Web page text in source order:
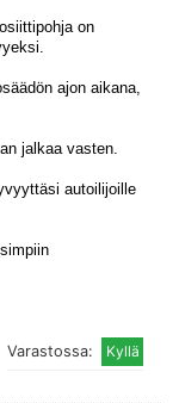
on
ajon aikana,
jalkaa vasten.
autoilijoille
Varastossa: